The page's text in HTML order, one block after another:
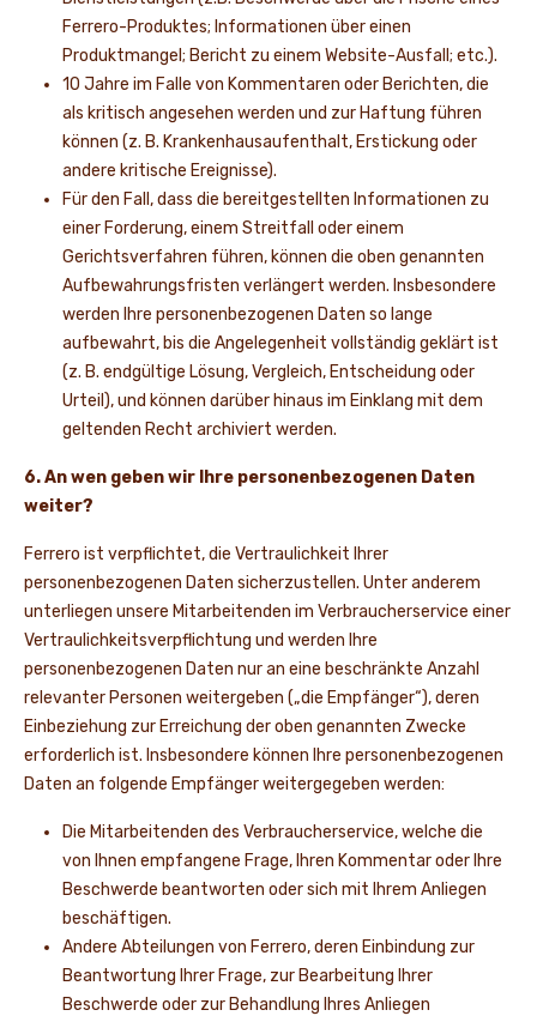
Ferrero-Produktes; Informationen über einen
Produktmangel; Bericht zu einem Website-Ausfall; etc.).
10 Jahre im Falle von Kommentaren oder Berichten, die
als kritisch angesehen werden und zur Haftung führen
können (z. B. Krankenhausaufenthalt, Erstickung oder
andere kritische Ereignisse).
Für den Fall, dass die bereitgestellten Informationen zu
einer Forderung, einem Streitfall oder einem
Gerichtsverfahren führen, können die oben genannten
Aufbewahrungsfristen verlängert werden. Insbesondere
werden Ihre personenbezogenen Daten so lange
aufbewahrt, bis die Angelegenheit vollständig geklärt ist
(z. B. endgültige Lösung, Vergleich, Entscheidung oder
Urteil), und können darüber hinaus im Einklang mit dem
geltenden Recht archiviert werden.
6. An wen geben wir Ihre personenbezogenen Daten
weiter?
Ferrero ist verpflichtet, die Vertraulichkeit Ihrer
personenbezogenen Daten sicherzustellen. Unter anderem
unterliegen unsere Mitarbeitenden im Verbraucherservice einer
Vertraulichkeitsverpflichtung und werden Ihre
personenbezogenen Daten nur an eine beschränkte Anzahl
relevanter Personen weitergeben („die Empfänger“), deren
Einbeziehung zur Erreichung der oben genannten Zwecke
erforderlich ist. Insbesondere können Ihre personenbezogenen
Daten an folgende Empfänger weitergegeben werden:
Die Mitarbeitenden des Verbraucherservice, welche die
von Ihnen empfangene Frage, Ihren Kommentar oder Ihre
Beschwerde beantworten oder sich mit Ihrem Anliegen
beschäftigen.
Andere Abteilungen von Ferrero, deren Einbindung zur
Beantwortung Ihrer Frage, zur Bearbeitung Ihrer
Beschwerde oder zur Behandlung Ihres Anliegen